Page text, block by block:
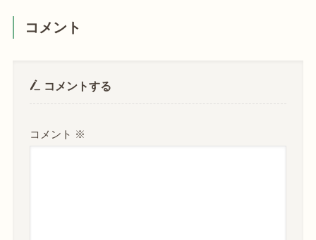
コメント
コメントする
コメント ※